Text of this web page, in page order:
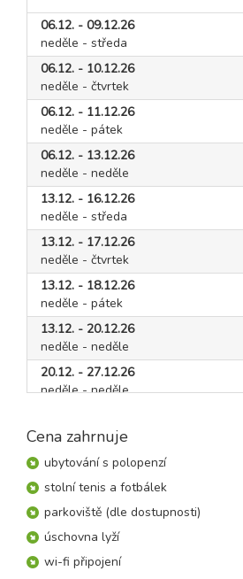
06.12. - 09.12.26
neděle - středa
06.12. - 10.12.26
neděle - čtvrtek
06.12. - 11.12.26
neděle - pátek
06.12. - 13.12.26
neděle - neděle
13.12. - 16.12.26
neděle - středa
13.12. - 17.12.26
neděle - čtvrtek
13.12. - 18.12.26
neděle - pátek
13.12. - 20.12.26
neděle - neděle
20.12. - 27.12.26
neděle - neděle
neděle - neděle
leden 2027
03.01. - 07.01.27
neděle - čtvrtek
03.01. - 10.01.27
neděle - neděle
Cena zahrnuje
ubytování s polopenzí
stolní tenis a fotbálek
parkoviště (dle dostupnosti)
úschovna lyží
wi-fi připojení